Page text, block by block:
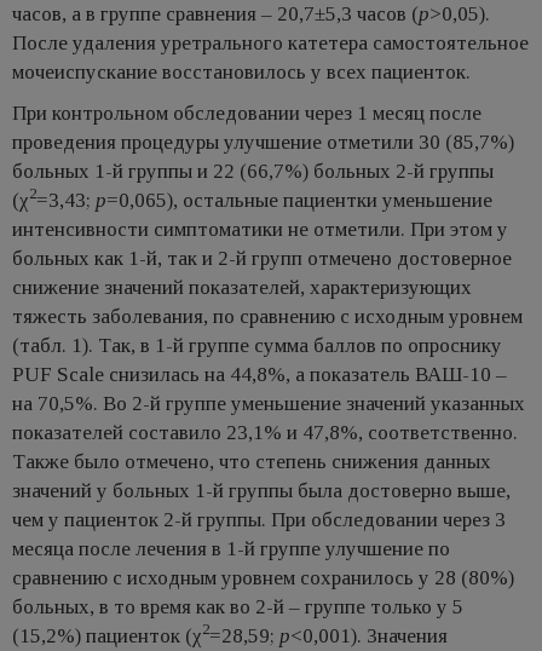
часов, а в группе сравнения – 20,7±5,3 часов (p>0,05).
После удаления уретрального катетера самостоятельное
мочеиспускание восстановилось у всех пациенток.
При контрольном обследовании через 1 месяц после
проведения процедуры улучшение отметили 30 (85,7%)
больных 1-й группы и 22 (66,7%) больных 2-й группы
(χ2=3,43; p=0,065), остальные пациентки уменьшение
интенсивности симптоматики не отметили. При этом у
больных как 1-й, так и 2-й групп отмечено достоверное
снижение значений показателей, характеризующих
тяжесть заболевания, по сравнению с исходным уровнем
(табл. 1). Так, в 1-й группе сумма баллов по опроснику
PUF Scale снизилась на 44,8%, а показатель ВАШ-10 –
на 70,5%. Во 2-й группе уменьшение значений указанных
показателей составило 23,1% и 47,8%, соответственно.
Также было отмечено, что степень снижения данных
значений у больных 1-й группы была достоверно выше,
чем у пациенток 2-й группы. При обследовании через 3
месяца после лечения в 1-й группе улучшение по
сравнению с исходным уровнем сохранилось у 28 (80%)
больных, в то время как во 2-й – группе только у 5
(15,2%) пациенток (χ2=28,59; p<0,001). Значения